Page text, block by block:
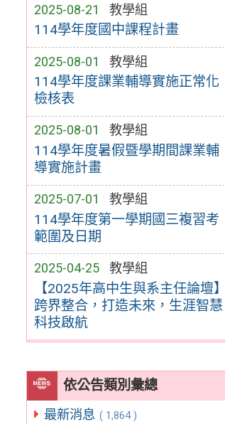
2025-08-21 教學組
114學年度國中課程計畫
2025-08-01 教學組
114學年度課業輔導實施正常化
檢核表
2025-08-01 教學組
114學年度暑假暨學期間課業輔
導實施計畫
2025-07-01 教學組
114學年度第一學期國三複習考
範圍及日期
2025-04-25 教學組
【2025年高中生與系主任論壇】
跨界整合，打造未來，生涯智慧
科技啟航
依公告類別彙總
最新消息 ( 1,864 )